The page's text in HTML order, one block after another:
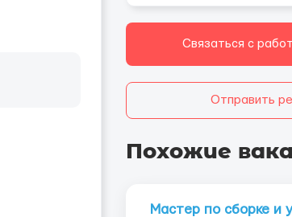
Связаться с
Отправить
Похожие
Мастер по сборке и